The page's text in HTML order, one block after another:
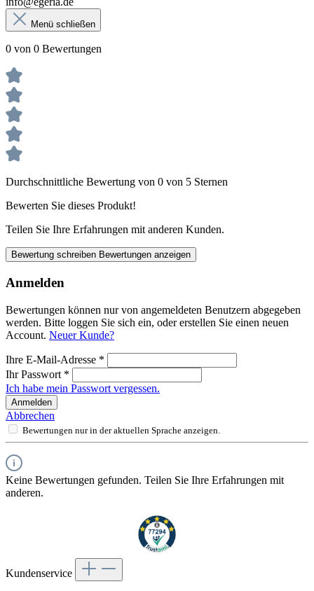
Menü schließen
0 von 0 Bewertungen
Durchschnittliche Bewertung von 0 von 5 Sternen
Bewerten Sie dieses Produkt!
Teilen Sie Ihre Erfahrungen mit anderen Kunden.
Bewertung schreiben Bewertungen anzeigen
Anmelden
Bewertungen können nur von angemeldeten Benutzern abgegeben
werden. Bitte loggen Sie sich ein, oder erstellen Sie einen neuen
Account. Neuer Kunde?
Ihre E-Mail-Adresse *
Ihr Passwort *
Ich habe mein Passwort vergessen.
Anmelden
Abbrechen
Bewertungen nur in der aktuellen Sprache anzeigen.
Keine Bewertungen gefunden. Teilen Sie Ihre Erfahrungen mit
anderen.
Kundenservice